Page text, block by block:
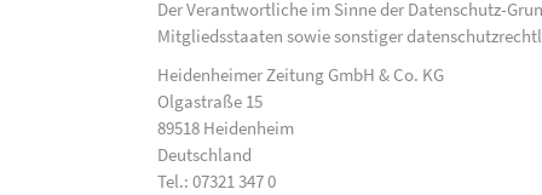
Der Verantwortliche im Sinne der Datenschutz-
Mitgliedsstaaten sowie sonstiger
Heidenheimer Zeitung GmbH & Co. KG
Olgastraße 15
89518 Heidenheim
Deutschland
Tel.: 07321 347 0